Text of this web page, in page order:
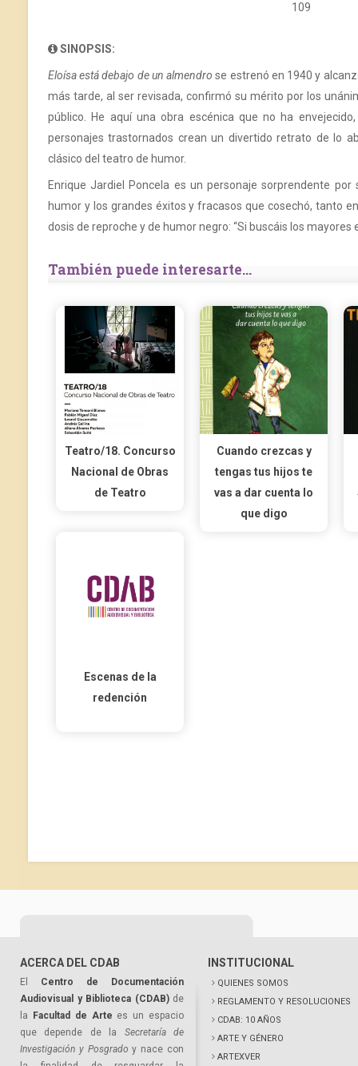
109
SINOPSIS:
Eloísa está debajo de un almendro se estrenó en 1940 y
más tarde, al ser revisada, confirmó su mérito por los
público. He aquí una obra escénica que no ha
personajes trastornados crean un divertido retrato de lo
clásico del teatro de humor.
Enrique Jardiel Poncela es un personaje sorprendente
humor y los grandes éxitos y fracasos que cosechó, tanto
dosis de reproche y de humor negro: “Si buscáis los mayores
También puede interesarte...
Teatro/18. Concurso
Nacional de Obras
de Teatro
Cuando crezcas y
tengas tus hijos te
vas a dar cuenta lo
que digo
Escenas de la
redención
ACERCA DEL CDAB
El Centro de Documentación
Audiovisual y Biblioteca (CDAB)de
la
Facultad de Arte es un espacio
que depende de la Secretaría de
Investigación y Posgrado y nace con
INSTITUCIONAL
QUIENES SOMOS
REGLAMENTO Y RESOLUCIONES
CDAB: 10 AÑOS
ARTE Y GÉNERO
ARTEXVER